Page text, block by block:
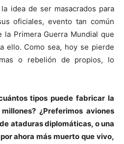
idea de ser masacrados para
oficiales, evento tan común
Primera Guerra Mundial que
ello. Como sea, hoy se pierde
o rebelión de propios, lo
tipos puede fabricar la
¿Preferimos aviones
ataduras diplomáticas, o una
ahora más muerto que vivo,